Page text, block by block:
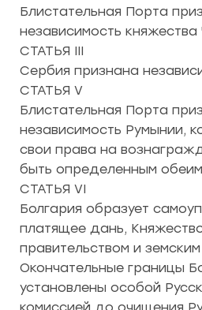
Блистательная Порта
независимость
СТАТЬЯ III
Сербия признана
СТАТЬЯ V
Блистательная Порта
независимость Румынии,
свои права на
быть определенным
СТАТЬЯ VI
Болгария образует
платящее дань,
правительством и
Окончательные границы
установлены особой